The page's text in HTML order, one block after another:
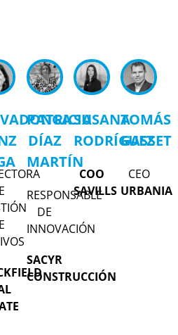
PATRICIA
DÍAZ
MARTÍN
RESPONSABLE
DE
INNOVACIÓN
SACYR
CONSTRUCCIÓN
SUSANA
RODRÍGUEZ
COO
SAVILLS
TOMÁS
GASSET
CEO
URBANIA